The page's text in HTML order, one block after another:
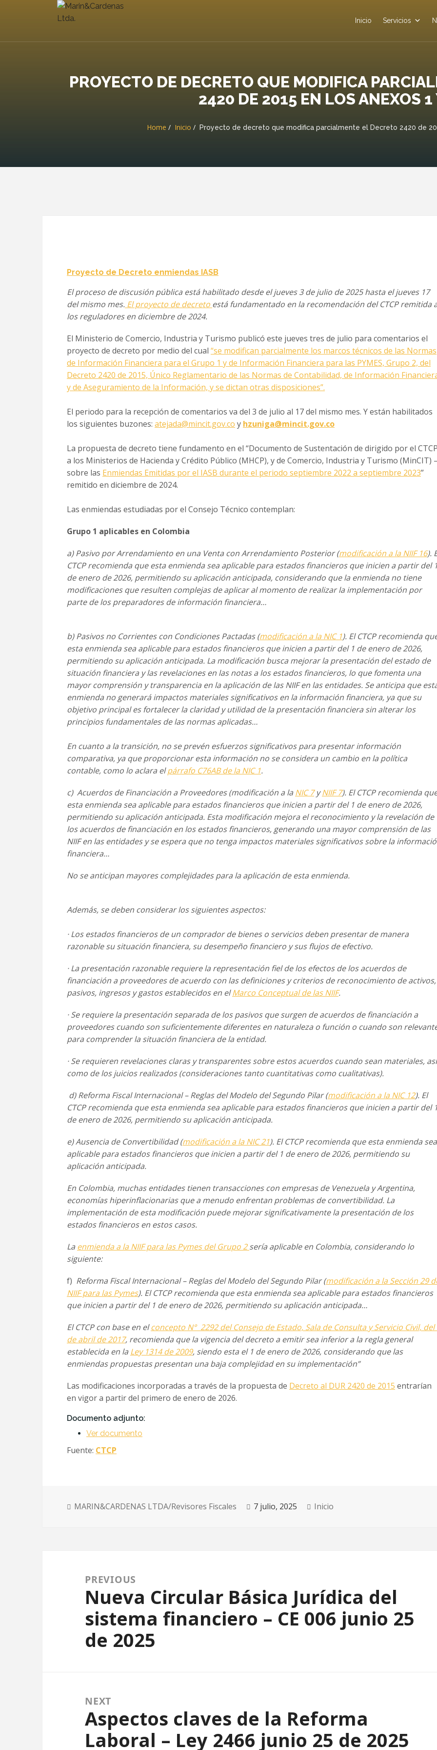
Inicio Servicios
PROYECTO DE DECRETO QUE MODIFICA
2420 DE 2015 EN LOS ANEXOS 1
Home Inicio Proyecto de decreto que modifica parcialmente el Decreto 2420 de
Proyecto de Decreto enmiendas IASB
El proceso de discusión pública está habilitado desde el jueves 3 de julio de 2025 hasta el jueves 17
del mismo mes. El proyecto de decreto está fundamentado en la recomendación del CTCP remitida
los reguladores en diciembre de 2024.
El Ministerio de Comercio, Industria y Turismo publicó este jueves tres de julio para comentarios el
proyecto de decreto por medio del cual “se modifican parcialmente los marcos técnicos de las Normas
de Información Financiera para el Grupo 1 y de Información Financiera para las PYMES, Grupo 2, del
Decreto 2420 de 2015, Único Reglamentario de las Normas de Contabilidad, de Información
y de Aseguramiento de la Información, y se dictan otras disposiciones”.
El periodo para la recepción de comentarios va del 3 de julio al 17 del mismo mes. Y están habilitados
los siguientes buzones: atejada@mincit.gov.co y hzuniga@mincit.gov.co
La propuesta de decreto tiene fundamento en el “Documento de Sustentación de dirigido por el
a los Ministerios de Hacienda y Crédito Público (MHCP), y de Comercio, Industria y Turismo (MinCIT)
sobre las Enmiendas Emitidas por el IASB durante el periodo septiembre 2022 a septiembre 2023”
remitido en diciembre de 2024.
Las enmiendas estudiadas por el Consejo Técnico contemplan:
Grupo 1 aplicables en Colombia
a) Pasivo por Arrendamiento en una Venta con Arrendamiento Posterior (modificación a la NIIF 16).
CTCP recomienda que esta enmienda sea aplicable para estados financieros que inicien a partir del
de enero de 2026, permitiendo su aplicación anticipada, considerando que la enmienda no tiene
modificaciones que resulten complejas de aplicar al momento de realizar la implementación por
parte de los preparadores de información financiera…
b) Pasivos no Corrientes con Condiciones Pactadas (modificación a la NIC 1). El CTCP recomienda
esta enmienda sea aplicable para estados financieros que inicien a partir del 1 de enero de 2026,
permitiendo su aplicación anticipada. La modificación busca mejorar la presentación del estado de
situación financiera y las revelaciones en las notas a los estados financieros, lo que fomenta una
mayor comprensión y transparencia en la aplicación de las NIIF en las entidades. Se anticipa que
enmienda no generará impactos materiales significativos en la información financiera, ya que su
objetivo principal es fortalecer la claridad y utilidad de la presentación financiera sin alterar los
principios fundamentales de las normas aplicadas…
En cuanto a la transición, no se prevén esfuerzos significativos para presentar información
comparativa, ya que proporcionar esta información no se considera un cambio en la política
contable, como lo aclara elpárrafo C76AB de la NIC 1.
c) Acuerdos de Financiación a Proveedores (modificación a la NIC 7yNIIF 7). El CTCP recomienda
esta enmienda sea aplicable para estados financieros que inicien a partir del 1 de enero de 2026,
permitiendo su aplicación anticipada. Esta modificación mejora el reconocimiento y la revelación de
los acuerdos de financiación en los estados financieros, generando una mayor comprensión de las
NIIF en las entidades y se espera que no tenga impactos materiales significativos sobre la
financiera…
No se anticipan mayores complejidades para la aplicación de esta enmienda.
Además, se deben considerar los siguientes aspectos:
· Los estados financieros de un comprador de bienes o servicios deben presentar de manera
razonable su situación financiera, su desempeño financiero y sus flujos de efectivo.
· La presentación razonable requiere la representación fiel de los efectos de los acuerdos de
financiación a proveedores de acuerdo con las definiciones y criterios de reconocimiento de activos,
pasivos, ingresos y gastos establecidos en elMarco Conceptual de las NIIF.
· Se requiere la presentación separada de los pasivos que surgen de acuerdos de financiación a
proveedores cuando son suficientemente diferentes en naturaleza o función o cuando son
para comprender la situación financiera de la entidad.
· Se requieren revelaciones claras y transparentes sobre estos acuerdos cuando sean materiales, así
como de los juicios realizados (consideraciones tanto cuantitativas como cualitativas).
d) Reforma Fiscal Internacional – Reglas del Modelo del Segundo Pilar (modificación a la NIC 12). El
CTCP recomienda que esta enmienda sea aplicable para estados financieros que inicien a partir del
de enero de 2026, permitiendo su aplicación anticipada.
e) Ausencia de Convertibilidad (modificación a la NIC 21). El CTCP recomienda que esta enmienda sea
aplicable para estados financieros que inicien a partir del 1 de enero de 2026, permitiendo su
aplicación anticipada.
En Colombia, muchas entidades tienen transacciones con empresas de Venezuela y Argentina,
economías hiperinflacionarias que a menudo enfrentan problemas de convertibilidad. La
implementación de esta modificación puede mejorar significativamente la presentación de los
estados financieros en estos casos.
La enmienda a la NIIF para las Pymes del Grupo 2sería aplicable en Colombia, considerando lo
siguiente:
f) Reforma Fiscal Internacional – Reglas del Modelo del Segundo Pilar (modificación a la Sección 29
NIIF para las Pymes). El CTCP recomienda que esta enmienda sea aplicable para estados financieros
que inicien a partir del 1 de enero de 2026, permitiendo su aplicación anticipada…
El CTCP con base en elconcepto N° 2292 del Consejo de Estado, Sala de Consulta y Servicio Civil, del
de abril de 2017, recomienda que la vigencia del decreto a emitir sea inferior a la regla general
establecida en la Ley 1314 de 2009, siendo esta el 1 de enero de 2026, considerando que las
enmiendas propuestas presentan una baja complejidad en su implementación”
Las modificaciones incorporadas a través de la propuesta de Decreto al DUR 2420 de 2015 entrarían
en vigor a partir del primero de enero de 2026.
Documento adjunto:
Ver documento
Fuente: CTCP
MARIN&CARDENAS LTDA/Revisores Fiscales 7 julio, 2025 Inicio
PREVIOUS
Previous post:
Nueva Circular Básica Jurídica del
sistema financiero – CE 006 junio 25
de 2025
NEXT
Next post:
Aspectos claves de la Reforma
Laboral – Ley 2466 junio 25 de 2025